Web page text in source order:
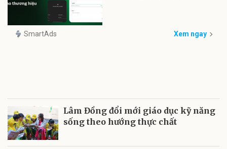
SmartAds Xem ngay
Lâm Đồng đổi mới giáo dục kỹ năng
sống theo hướng thực chất